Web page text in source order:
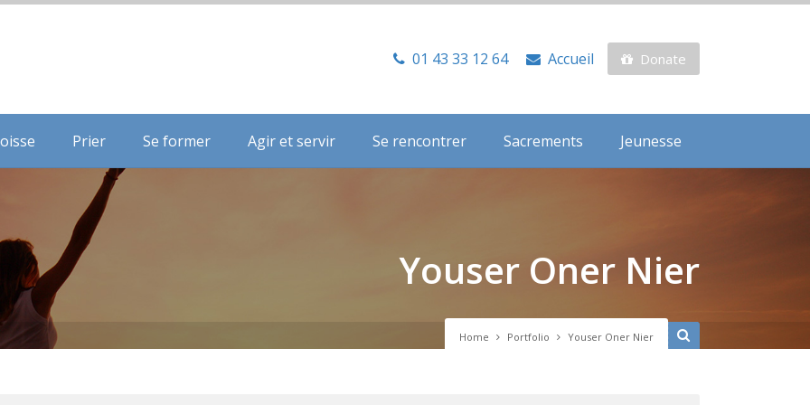
01 43 33 12 64 Accueil Donate
Prier Se former Agir et servir Se rencontrer Sacrements Jeunesse
Home Portfolio Youser Oner Nier
Youser Oner Nier